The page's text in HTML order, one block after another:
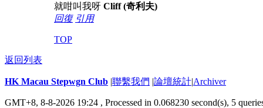
就咁叫我呀 Cliff (奇利夫)
回復 引用
TOP
返回列表
HK Macau Stepwgn Club |聯繫我們 |論壇統計|Archiver
GMT+8, 8-8-2026 19:24 , Processed in 0.068230 second(s), 5